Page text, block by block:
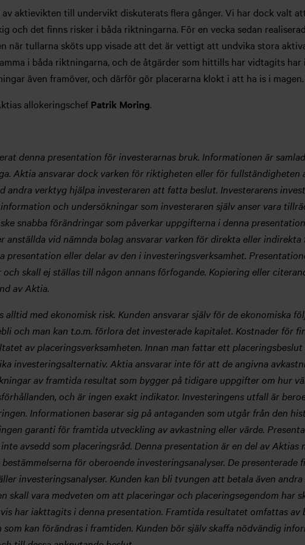
aktievikten till undervikt diskuterats flera gånger. Vi har dock valt
och det finns risker i båda riktningarna. För en vecka sedan
när tullarna sköts upp visade att det är vettigt att undvika stora
i båda riktningarna, och de åtgärder som hittills har vidtagits
även framöver, och därför gör placerarna klokt i att ha is i magen.
allokeringschef Patrik Moring.
denna presentation för investerarnas bruk. Informationen är
Aktia ansvarar dock varken för riktigheten eller för fullständigheten
verktyg hjälpa investeraren att fatta beslut. Investerarens
och undersökningar som investeraren själv anser vara
snabba förändringar som påverkar uppgifterna i denna
anställda vid nämnda bolag ansvarar varken för direkta eller
presentation eller delar av den i investeringsverksamhet.
skall ej ställas till någon annans förfogande. Kopiering eller
av Aktia.
med ekonomisk risk. Kunden ansvarar själv för de ekonomiska
och man kan t.o.m. förlora det investerade kapitalet. Kostnader för
av placeringsverksamheten. Innan man fattar ett
investeringsalternativ. Aktia ansvarar inte för att de angivna
av framtida resultat som bygger på tidigare uppgifter om hur
och är ingen exakt indikator. Investeringens utfall är
Informationen baserar sig på antaganden som utgår från den
garanti för framtida utveckling av avkastning eller värde.
avsedd som placeringsråd. Denna presentation är en del av Aktias
för oberoende investeringsanalyser. De presenterade
investeringsanalyser. Kunden kan bli tvungen att betala även
skall vara medveten om att placeringar och placeringsegendom har
har iakttagits i denna presentation. Framtida resultatet omfattas av
kan förändras i framtiden. Kunden bör själv skaffa nödvändig